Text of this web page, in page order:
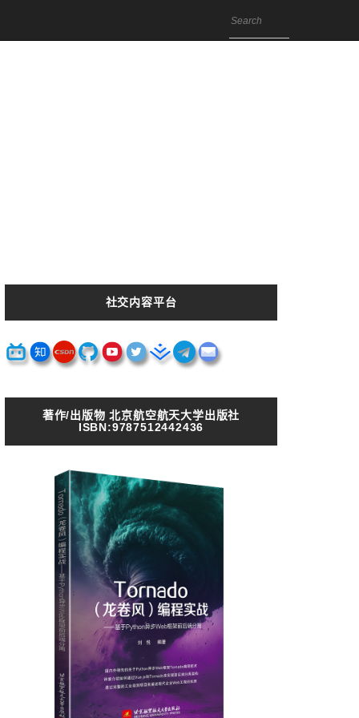
社交内容平台
著作/出版物 北京航空航天大学出版社
ISBN:9787512442436